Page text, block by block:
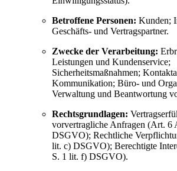
Betroffene Personen: Kunden;
Geschäfts- und Vertragspartner.
Zwecke der Verarbeitung:
Leistungen und Kundenservice;
Sicherheitsmaßnahmen;
Kommunikation; Büro- und
Verwaltung und Beantwortung
Rechtsgrundlagen:
vorvertragliche Anfragen (Art. 6
DSGVO); Rechtliche
lit. c) DSGVO); Berechtigte
S. 1 lit. f) DSGVO).